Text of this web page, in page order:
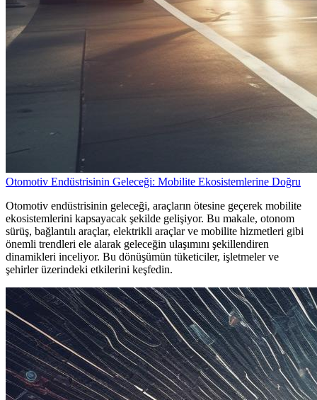
Otomotiv Endüstrisinin Geleceği: Mobilite Ekosistemlerine Doğru
Otomotiv endüstrisinin geleceği, araçların ötesine geçerek mobilite
ekosistemlerini kapsayacak şekilde gelişiyor. Bu makale, otonom
sürüş, bağlantılı araçlar, elektrikli araçlar ve mobilite hizmetleri gibi
önemli trendleri ele alarak geleceğin ulaşımını şekillendiren
dinamikleri inceliyor. Bu dönüşümün tüketiciler, işletmeler ve
şehirler üzerindeki etkilerini keşfedin.